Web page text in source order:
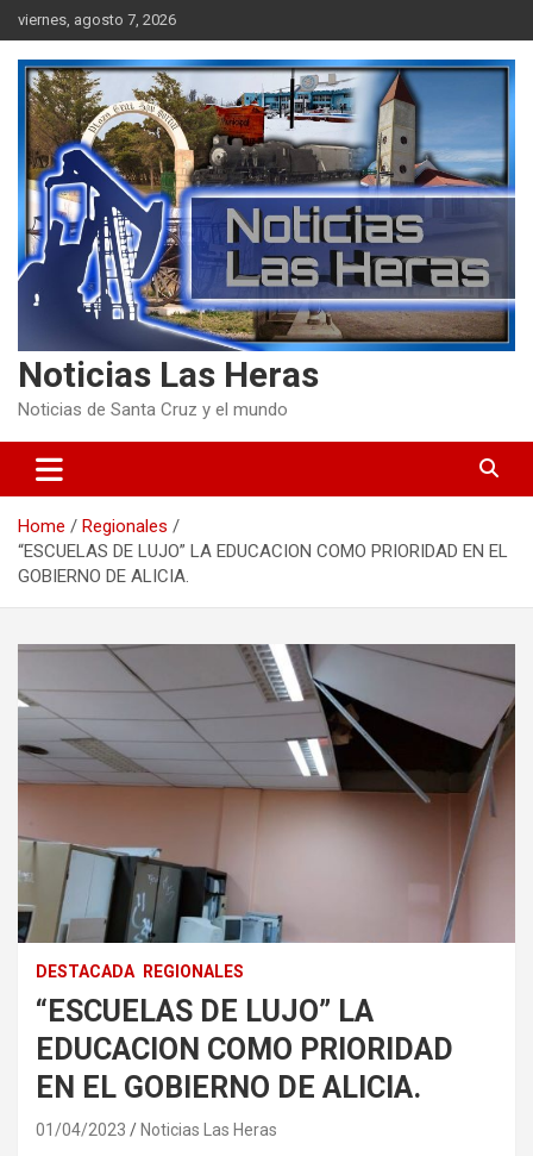
Skip
to
content
viernes, agosto 7, 2026
Noticias Las Heras
Noticias de Santa Cruz y el mundo
Home
Regionales
“ESCUELAS DE LUJO” LA EDUCACION COMO PRIORIDAD EN EL
GOBIERNO DE ALICIA.
DESTACADA REGIONALES
“ESCUELAS DE LUJO” LA
EDUCACION COMO PRIORIDAD
EN EL GOBIERNO DE ALICIA.
01/04/2023 Noticias Las Heras